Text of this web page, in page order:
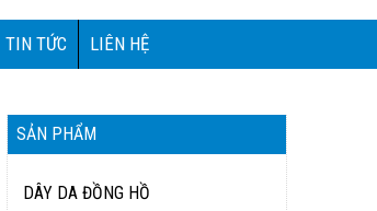
TIN TỨC LIÊN HỆ
SẢN PHẨM
DÂY DA ĐỒNG HỒ